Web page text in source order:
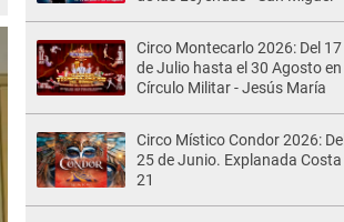
Circo Montecarlo 2026: Del 17
de Julio hasta el 30 Agosto en
Círculo Militar - Jesús María
Circo Místico Condor 2026: Del
25 de Junio. Explanada Costa
21